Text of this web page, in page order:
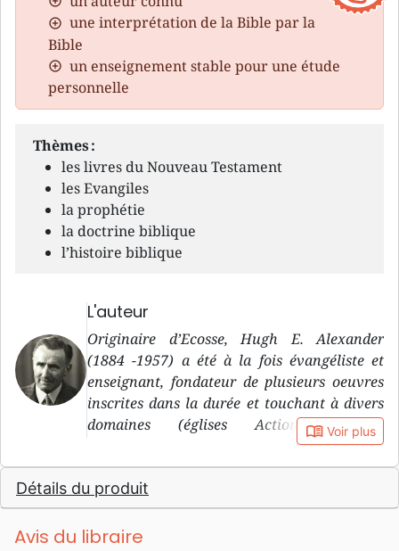
une interprétation de la Bible par la
Bible
un enseignement stable pour une étude
personnelle
Thèmes :
les livres du Nouveau Testament
les Evangiles
la prophétie
la doctrine biblique
l’histoire biblique
L'auteur
Originaire d’Ecosse, Hugh E. Alexander
(1884 -1957) a été à la fois évangéliste et
enseignant, fondateur de plusieurs oeuvres
inscrites dans la durée et touchant à divers
domaines (églises Action Biblique,
mouvements de jeunesse Action Biblique ,
école biblique devenue Institut biblique de
Genève, édition de Bibles et de littérature par
la Société Biblique de Genève/La Maison de
la Bible) en Europe francophone. Un de ses
book_open Voir plus
Détails du produit
Avis du libraire